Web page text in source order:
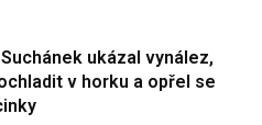
ukázal vynález,
v horku a opřel se